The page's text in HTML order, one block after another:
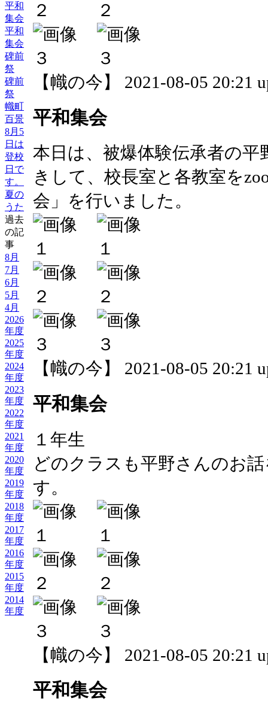
平和
集会
平和
集会
碑前
祭
碑前
祭
幟町
百景
8月5
日は
登校
日で
す。
夏の
うた
過去
の記
事
8月
7月
6月
5月
4月
2026
年度
2025
年度
2024
年度
2023
年度
2022
年度
2021
年度
2020
年度
2019
年度
2018
年度
2017
年度
2016
年度
2015
年度
2014
年度
【幟の今】 2021-08-05 20:21
平和集会
本日は、被爆体験伝承者の
きして、校長室と各教室を
会」を行いました。
【幟の今】 2021-08-05 20:21
平和集会
１年生
どのクラスも平野さんのお
す。
【幟の今】 2021-08-05 20:21
平和集会